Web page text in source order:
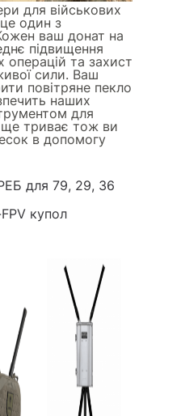
для військових
один з
ваш донат на
підвищення
операцій та захист
сили. Ваш
повітряне пекло
наших
для
ще триває тож ви
в допомогу
для 79, 29, 36
купол